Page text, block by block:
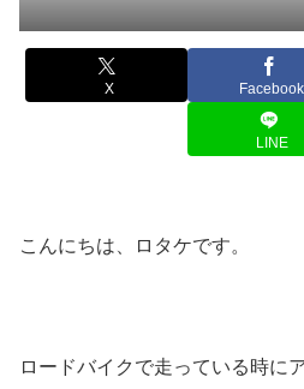
X Facebook
LINE
こんにちは、ロタケです。
ロードバイクで走っている時に